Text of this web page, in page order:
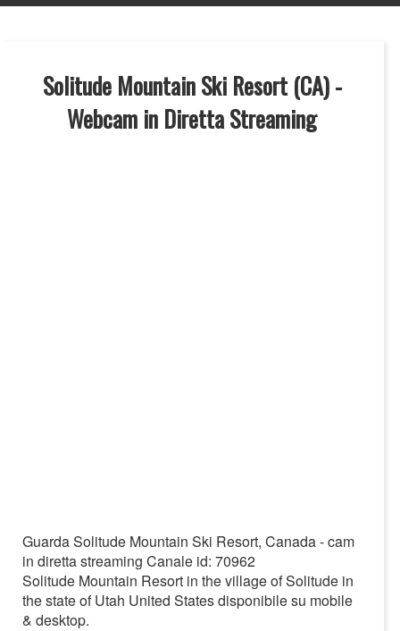
Solitude Mountain Ski Resort (CA) -
Webcam in Diretta Streaming
Guarda Solitude Mountain Ski Resort, Canada - cam
in diretta streaming Canale id: 70962
Solitude Mountain Resort in the village of Solitude in
the state of Utah United States disponibile su mobile
& desktop.